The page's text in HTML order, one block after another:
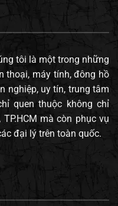
tôi là một trong những
thoại, máy tính, đông hồ
nghiệp, uy tín, trung tâm
quen thuộc không chỉ
mà còn phục vụ
đại lý trên toàn quốc.